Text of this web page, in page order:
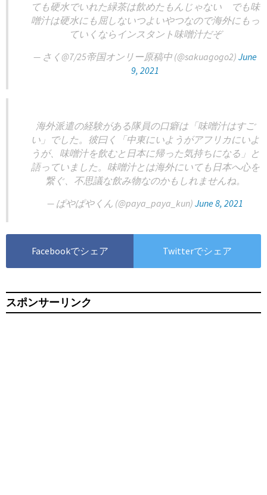
ても硬水でいれた緑茶は飲めたもんじゃない でも味
噌汁は硬水にも屈しないつよいやつなので海外にもっ
ていくならインスタント味噌汁だぞ
— さく@7/25帝国オンリー原稿中 (@sakuagogo2) June
9, 2021
海外派遣の経験がある隊員の口癖は「味噌汁はすご
い」でした。彼曰く「中東にいようがアフリカにいよ
うが、味噌汁を飲むと日本に帰った気持ちになる」と
語っていました。味噌汁とは海外にいても日本へ心を
繋ぐ、不思議な飲み物なのかもしれませんね。
— ぱやぱやくん (@paya_paya_kun) June 8, 2021
Facebookでシェア Twitterでシェア
スポンサーリンク